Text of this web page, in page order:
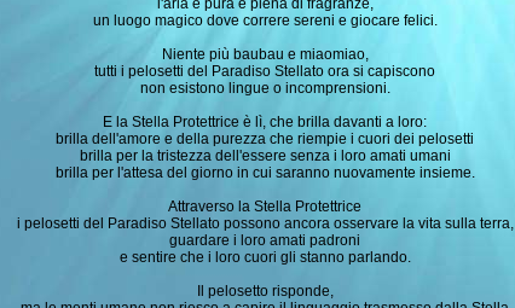
l'aria è pura e piena di fragranze,
un luogo magico dove correre sereni e giocare felici.
Niente più baubau e miaomiao,
tutti i pelosetti del Paradiso Stellato ora si capiscono
non esistono lingue o incomprensioni.
E la Stella Protettrice è lì, che brilla davanti a loro:
brilla dell'amore e della purezza che riempie i cuori dei pelosetti
brilla per la tristezza dell'essere senza i loro amati umani
brilla per l'attesa del giorno in cui saranno nuovamente insieme.
Attraverso la Stella Protettrice
i pelosetti del Paradiso Stellato possono ancora osservare la vita sulla terra,
guardare i loro amati padroni
e sentire che i loro cuori gli stanno parlando.
Il pelosetto risponde,